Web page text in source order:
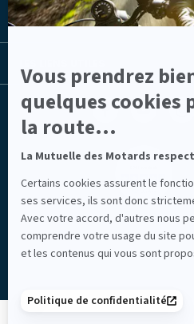
Vous prendrez
quelques cookies
la route...
La Mutuelle des Motards
Certains cookies assurent le
ses services, ils sont donc
Avec votre accord, d'autres nous
comprendre votre usage du site
et les contenus qui vous sont
Politique de confidentialité
LA MUTUELLE
Facebook
Mentions